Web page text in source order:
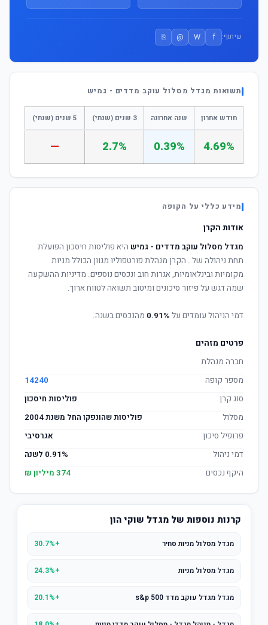
שיתוף: f
W
@
⎘
תשואות מגדל מסלול עוקב מדדים - גמיש
חודש אחרון שנה אחרונה 3 שנים (שנתי) 5 שנים (שנתי)
4.69%
0.39%
2.7%
—
מידע כללי על הקופה
אודות הקרן
מגדל מסלול עוקב מדדים - גמיש היא פוליסות חיסכון הפועלת
תחת ניהולה של . הקרן מנהלת פורטפוליו מגוון הכולל מניות
מקומיות ובינלאומיות, אגרות חוב ונכסים נוספים. מדיניות ההשקעה
שמה דגש על פיזור סיכונים ומיטוב תשואה לטווח ארוך.
דמי הניהול עומדים על 0.91% מהנכסים בשנה.
פרטים מזהים
חברה מנהלת
מספר קופה
14240
סוג קרן
פוליסות חיסכון
מסלול
פוליסות שהונפקו החל משנת 2004
פרופיל סיכון
אגרסיבי
דמי ניהול
0.91% לשנה
היקף נכסים
374 מיליון ₪
קרנות נוספות של מגדל שוקי הון
מגדל מסלול מניות סחיר +30.7%
מגדל מסלול מניות +24.3%
מגדל מגדל עוקב מדד s&p 500 +20.1%